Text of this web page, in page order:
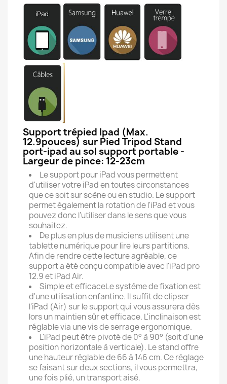
Support trépied Ipad (Max.
12.9pouces) sur Pied Tripod Stand
port-ipad au sol support portable -
Largeur de pince: 12-23cm
Le support pour iPad vous permettent
d'utiliser votre iPad en toutes circonstances
que ce soit sur scène ou en studio. Le support
permet également la rotation de l'iPad et vous
pouvez donc l'utiliser dans le sens que vous
souhaitez.
De plus en plus de musiciens utilisent une
tablette numérique pour lire leurs partitions.
Afin de rendre cette lecture agréable, ce
support a été conçu compatible avec l'iPad pro
12.9 et iPad Air.
Simple et efficaceLe système de fixation est
d'une utilisation enfantine. Il suffit de clipser
l'iPad (Air) sur le support qui vous assurera dès
lors un maintien sûr et efficace. L'inclinaison est
réglable via une vis de serrage ergonomique.
L'iPad peut être pivoté de 0° à 90° (soit d'une
position horizontale à verticale). Le stand offre
une hauteur réglable de 66 à 146 cm. Ce réglage
se faisant sur deux sections, il vous permettra,
une fois plié, un transport aisé.